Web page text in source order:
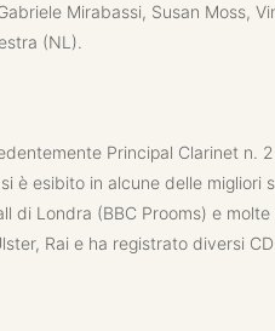
Mirabassi, Susan Moss,
(NL).
Principal Clarinet n.
è esibito in alcune delle migliori
di Londra (BBC Prooms) e
Rai e ha registrato diversi